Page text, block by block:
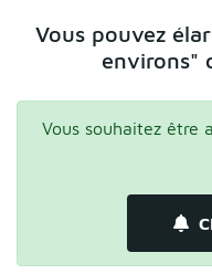
Vous pouvez
environs"
Vous souhaitez être